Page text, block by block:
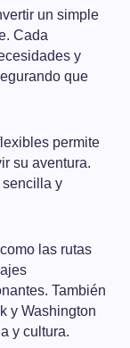
un simple
Cada
y
que
permite
su aventura.
sencilla y
las rutas
También
y Washington
y cultura.